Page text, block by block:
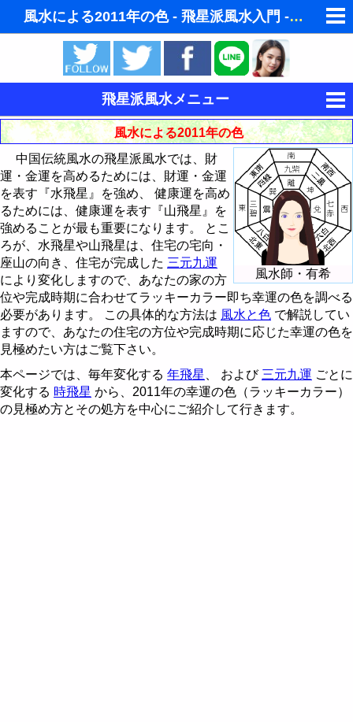
風水による2011年の色 - 飛星派風水入門 - 飛星派風水で住宅開運スマホ版
ゆめの夢占い
人気の夢占い
東洋・西洋占星術
ホラリー占星術
手相占いで未来診断
タロットカードで無料占い
命名の姓名判断
男と女の心理学と心理テスト
飛星派風水メニュー
風水とは
風水と家相
飛星派風水入門
インテリア・家具・財布を鑑定 - 巒頭風水
理想的な住宅の立地条件
風水では玄関を重視
玄関の風水インテリア
風水財布で金運アップ
風水と色 - ラッキーカラー
風水による2008年の色
風水による2009年の色
風水による2010年の色
風水による2011年の色
風水都市
風水都市 - 京都
風水都市 - 東京
風水都市 - 名古屋
易学から陰陽説 - 八卦とは
五行説とは
九星とは
風水による2011年の色
風水師・有希
中国伝統風水の飛星派風水では、財
運・金運を高めるためには、財運・金運
を表す『水飛星』を強め、 健康運を高め
るためには、健康運を表す『山飛星』を
強めることが最も重要になります。 とこ
ろが、水飛星や山飛星は、住宅の宅向・
座山の向き、住宅が完成した 三元九運
により変化しますので、あなたの家の方
位や完成時期に合わせてラッキーカラー即ち幸運の色を調べる
必要があります。 この具体的な方法は 風水と色 で解説してい
ますので、あなたの住宅の方位や完成時期に応じた幸運の色を
見極めたい方はご覧下さい。
本ページでは、毎年変化する 年飛星 、 および 三元九運 ごとに
変化する 時飛星 から、2011年の幸運の色（ラッキーカラー）
の見極め方とその処方を中心にご紹介して行きます。